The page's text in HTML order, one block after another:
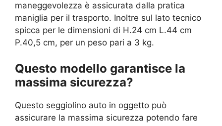
maneggevolezza è assicurata dalla pratica
maniglia per il trasporto. Inoltre sul lato tecnico
spicca per le dimensioni di H.24 cm L.44 cm
P.40,5 cm, per un peso pari a 3 kg.
Questo modello garantisce la
massima sicurezza?
Questo seggiolino auto in oggetto può
assicurare la massima sicurezza potendo fare